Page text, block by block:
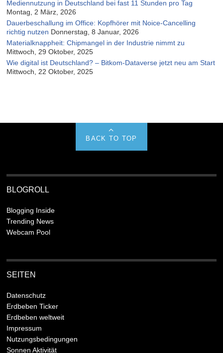
Mediennutzung in Deutschland bei fast 11 Stunden pro Tag
Montag, 2 März, 2026
Dauerbeschallung im Office: Kopfhörer mit Noice-Cancelling
richtig nutzen Donnerstag, 8 Januar, 2026
Materialknappheit: Chipmangel in der Industrie nimmt zu
Mittwoch, 29 Oktober, 2025
Wie digital ist Deutschland? – Bitkom-Dataverse jetzt neu am Start
Mittwoch, 22 Oktober, 2025
BACK TO TOP
BLOGROLL
Blogging Inside
Trending News
Webcam Pool
SEITEN
Datenschutz
Erdbeben Ticker
Erdbeben weltweit
Impressum
Nutzungsbedingungen
Sonnen Aktivität